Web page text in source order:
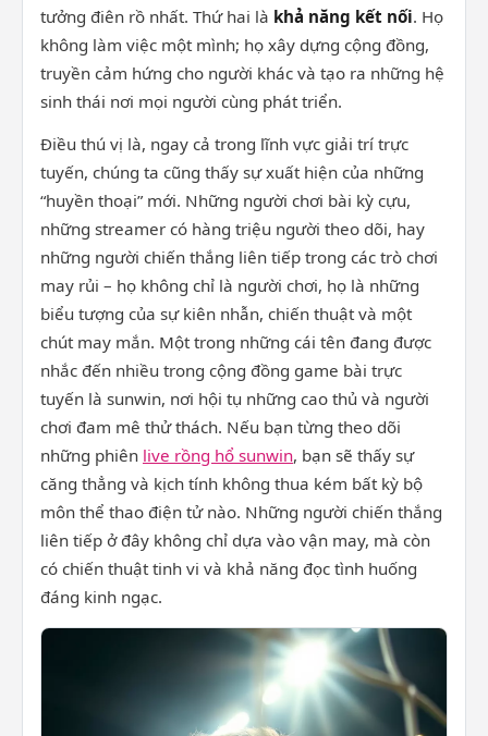
tưởng điên rồ nhất. Thứ hai là khả năng kết nối. Họ
không làm việc một mình; họ xây dựng cộng đồng,
truyền cảm hứng cho người khác và tạo ra những hệ
sinh thái nơi mọi người cùng phát triển.
Điều thú vị là, ngay cả trong lĩnh vực giải trí trực
tuyến, chúng ta cũng thấy sự xuất hiện của những
“huyền thoại” mới. Những người chơi bài kỳ cựu,
những streamer có hàng triệu người theo dõi, hay
những người chiến thắng liên tiếp trong các trò chơi
may rủi – họ không chỉ là người chơi, họ là những
biểu tượng của sự kiên nhẫn, chiến thuật và một
chút may mắn. Một trong những cái tên đang được
nhắc đến nhiều trong cộng đồng game bài trực
tuyến là sunwin, nơi hội tụ những cao thủ và người
chơi đam mê thử thách. Nếu bạn từng theo dõi
những phiên live rồng hổ sunwin, bạn sẽ thấy sự
căng thẳng và kịch tính không thua kém bất kỳ bộ
môn thể thao điện tử nào. Những người chiến thắng
liên tiếp ở đây không chỉ dựa vào vận may, mà còn
có chiến thuật tinh vi và khả năng đọc tình huống
đáng kinh ngạc.